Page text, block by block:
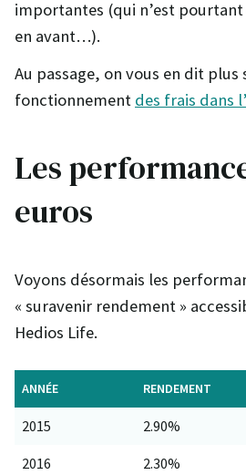
importantes (qui n’est
en avant…).
Au passage, on vous en dit plus
fonctionnement des frais dans
Les
euros
Voyons désormais les
« suravenir rendement »
Hedios Life.
ANNÉE RENDEMENT
2015 2.90%
2016 2.30%